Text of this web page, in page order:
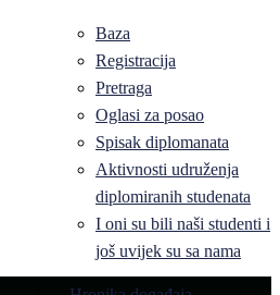
Baza
Registracija
Pretraga
Oglasi za posao
Spisak diplomanata
Aktivnosti udruženja
diplomiranih studenata
I oni su bili naši studenti i
još uvijek su sa nama